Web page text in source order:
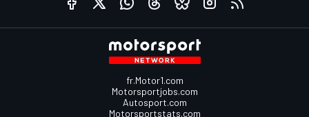
fr.Motor1.com
Motorsportjobs.com
Autosport.com
Motorsportstats.com